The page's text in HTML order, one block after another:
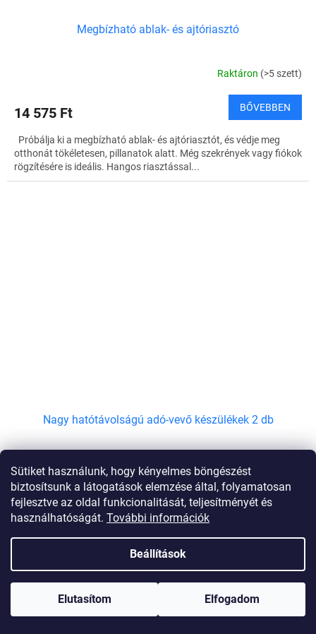
Sütiket használunk, hogy kényelmes böngészést
biztosítsunk a látogatások elemzése által, folyamatosan
fejlesztve az oldal funkcionalitását, teljesítményét és
használhatóságát. További információk
Beállítások
Elutasítom Elfogadom
Megbízható ablak- és ajtóriasztó
Raktáron (>5 szett)
14 575 Ft BŐVEBBEN
Próbálja ki a megbízható ablak- és ajtóriasztót, és védje meg
otthonát tökéletesen, pillanatok alatt. Még szekrények vagy fiókok
rögzítésére is ideális. Hangos riasztással...
Nagy hatótávolságú adó-vevő készülékek 2 db
20 415 Ft BŐVEBBEN
Baofeng adó lenyűgöző, tereptől függően akár 5-8...